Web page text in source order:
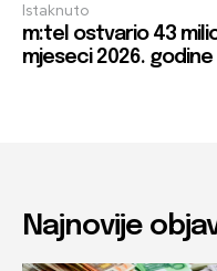
Istaknuto
m:tel ostvario 43
mjeseci 2026. godine
Najnovije